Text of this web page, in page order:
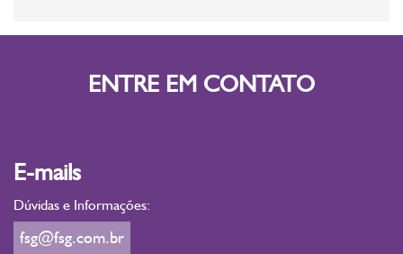
ENTRE EM CONTATO
E-mails
Dúvidas e Informações:
fsg@fsg.com.br